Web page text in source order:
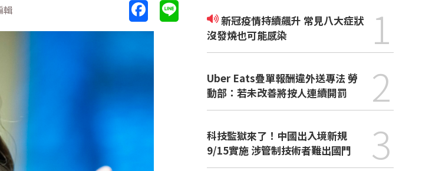
輯
新冠疫情持續飆升 常見八大症狀
沒發燒也可能感染
1
Uber Eats疊單報酬違外送專法 勞
動部：若未改善將按人連續開罰
2
科技監獄來了！中國出入境新規
9/15實施 涉管制技術者難出國門
3